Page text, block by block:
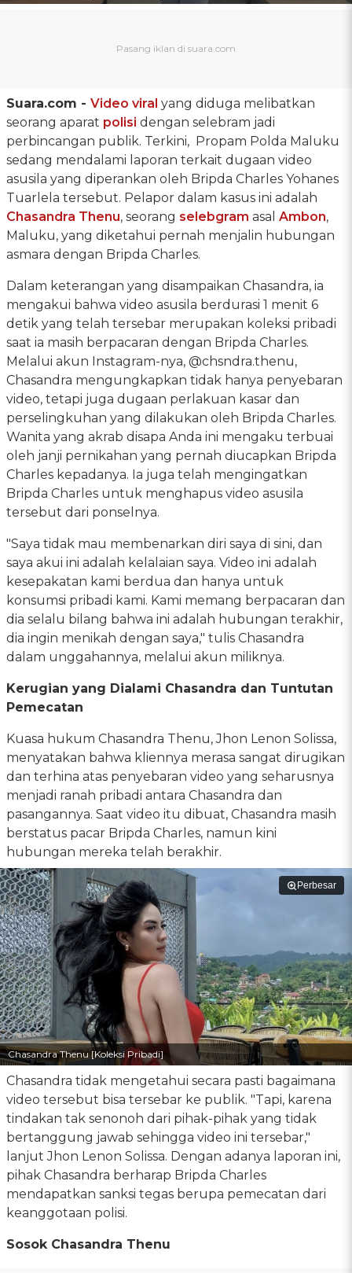
Suara.com - Video viral yang diduga melibatkan
seorang aparat polisi dengan selebram jadi
perbincangan publik. Terkini, Propam Polda Maluku
sedang mendalami laporan terkait dugaan video
asusila yang diperankan oleh Bripda Charles Yohanes
Tuarlela tersebut. Pelapor dalam kasus ini adalah
Chasandra Thenu, seorang selebgram asal Ambon,
Maluku, yang diketahui pernah menjalin hubungan
asmara dengan Bripda Charles.
Dalam keterangan yang disampaikan Chasandra, ia
mengakui bahwa video asusila berdurasi 1 menit 6
detik yang telah tersebar merupakan koleksi pribadi
saat ia masih berpacaran dengan Bripda Charles.
Melalui akun Instagram-nya, @chsndra.thenu,
Chasandra mengungkapkan tidak hanya penyebaran
video, tetapi juga dugaan perlakuan kasar dan
perselingkuhan yang dilakukan oleh Bripda Charles.
Wanita yang akrab disapa Anda ini mengaku terbuai
oleh janji pernikahan yang pernah diucapkan Bripda
Charles kepadanya. Ia juga telah mengingatkan
Bripda Charles untuk menghapus video asusila
tersebut dari ponselnya.
"Saya tidak mau membenarkan diri saya di sini, dan
saya akui ini adalah kelalaian saya. Video ini adalah
kesepakatan kami berdua dan hanya untuk
konsumsi pribadi kami. Kami memang berpacaran dan
dia selalu bilang bahwa ini adalah hubungan terakhir,
dia ingin menikah dengan saya," tulis Chasandra
dalam unggahannya, melalui akun miliknya.
Kerugian yang Dialami Chasandra dan Tuntutan
Pemecatan
Kuasa hukum Chasandra Thenu, Jhon Lenon Solissa,
menyatakan bahwa kliennya merasa sangat dirugikan
dan terhina atas penyebaran video yang seharusnya
menjadi ranah pribadi antara Chasandra dan
pasangannya. Saat video itu dibuat, Chasandra masih
berstatus pacar Bripda Charles, namun kini
hubungan mereka telah berakhir.
Perbesar
Chasandra Thenu [Koleksi Pribadi]
Chasandra tidak mengetahui secara pasti bagaimana
video tersebut bisa tersebar ke publik. "Tapi, karena
tindakan tak senonoh dari pihak-pihak yang tidak
bertanggung jawab sehingga video ini tersebar,"
lanjut Jhon Lenon Solissa. Dengan adanya laporan ini,
pihak Chasandra berharap Bripda Charles
mendapatkan sanksi tegas berupa pemecatan dari
keanggotaan polisi.
Sosok Chasandra Thenu